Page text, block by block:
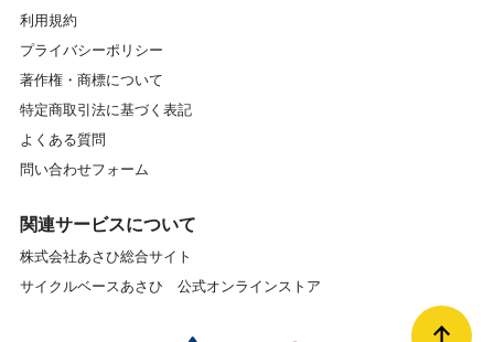
サイクリングコース
サイクリングツアー
サイクルトレイン
シェアサイクル シクロクロス
シティサイクル シートポスト
利用規約
プライバシーポリシー
著作権・商標について
特定商取引法に基づく表記
よくある質問
問い合わせフォーム
関連サービスについて
株式会社あさひ総合サイト
サイクルベースあさひ 公式オンラインストア